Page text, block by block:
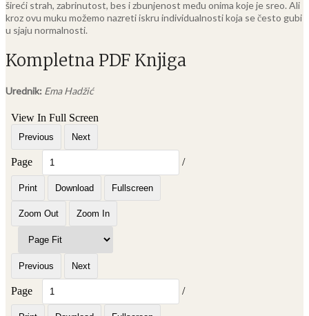
šireći strah, zabrinutost, bes i zbunjenost među onima koje je sreo. Ali
kroz ovu muku možemo nazreti iskru individualnosti koja se često gubi
u sjaju normalnosti.
Kompletna PDF Knjiga
Urednik: Ema Hadžić